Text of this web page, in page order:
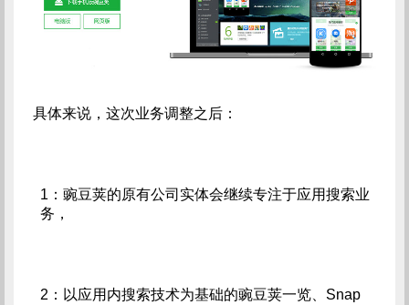
具体来说，这次业务调整之后：
1：豌豆荚的原有公司实体会继续专注于应用搜索业
务，
2：以应用内搜索技术为基础的豌豆荚一览、Snap